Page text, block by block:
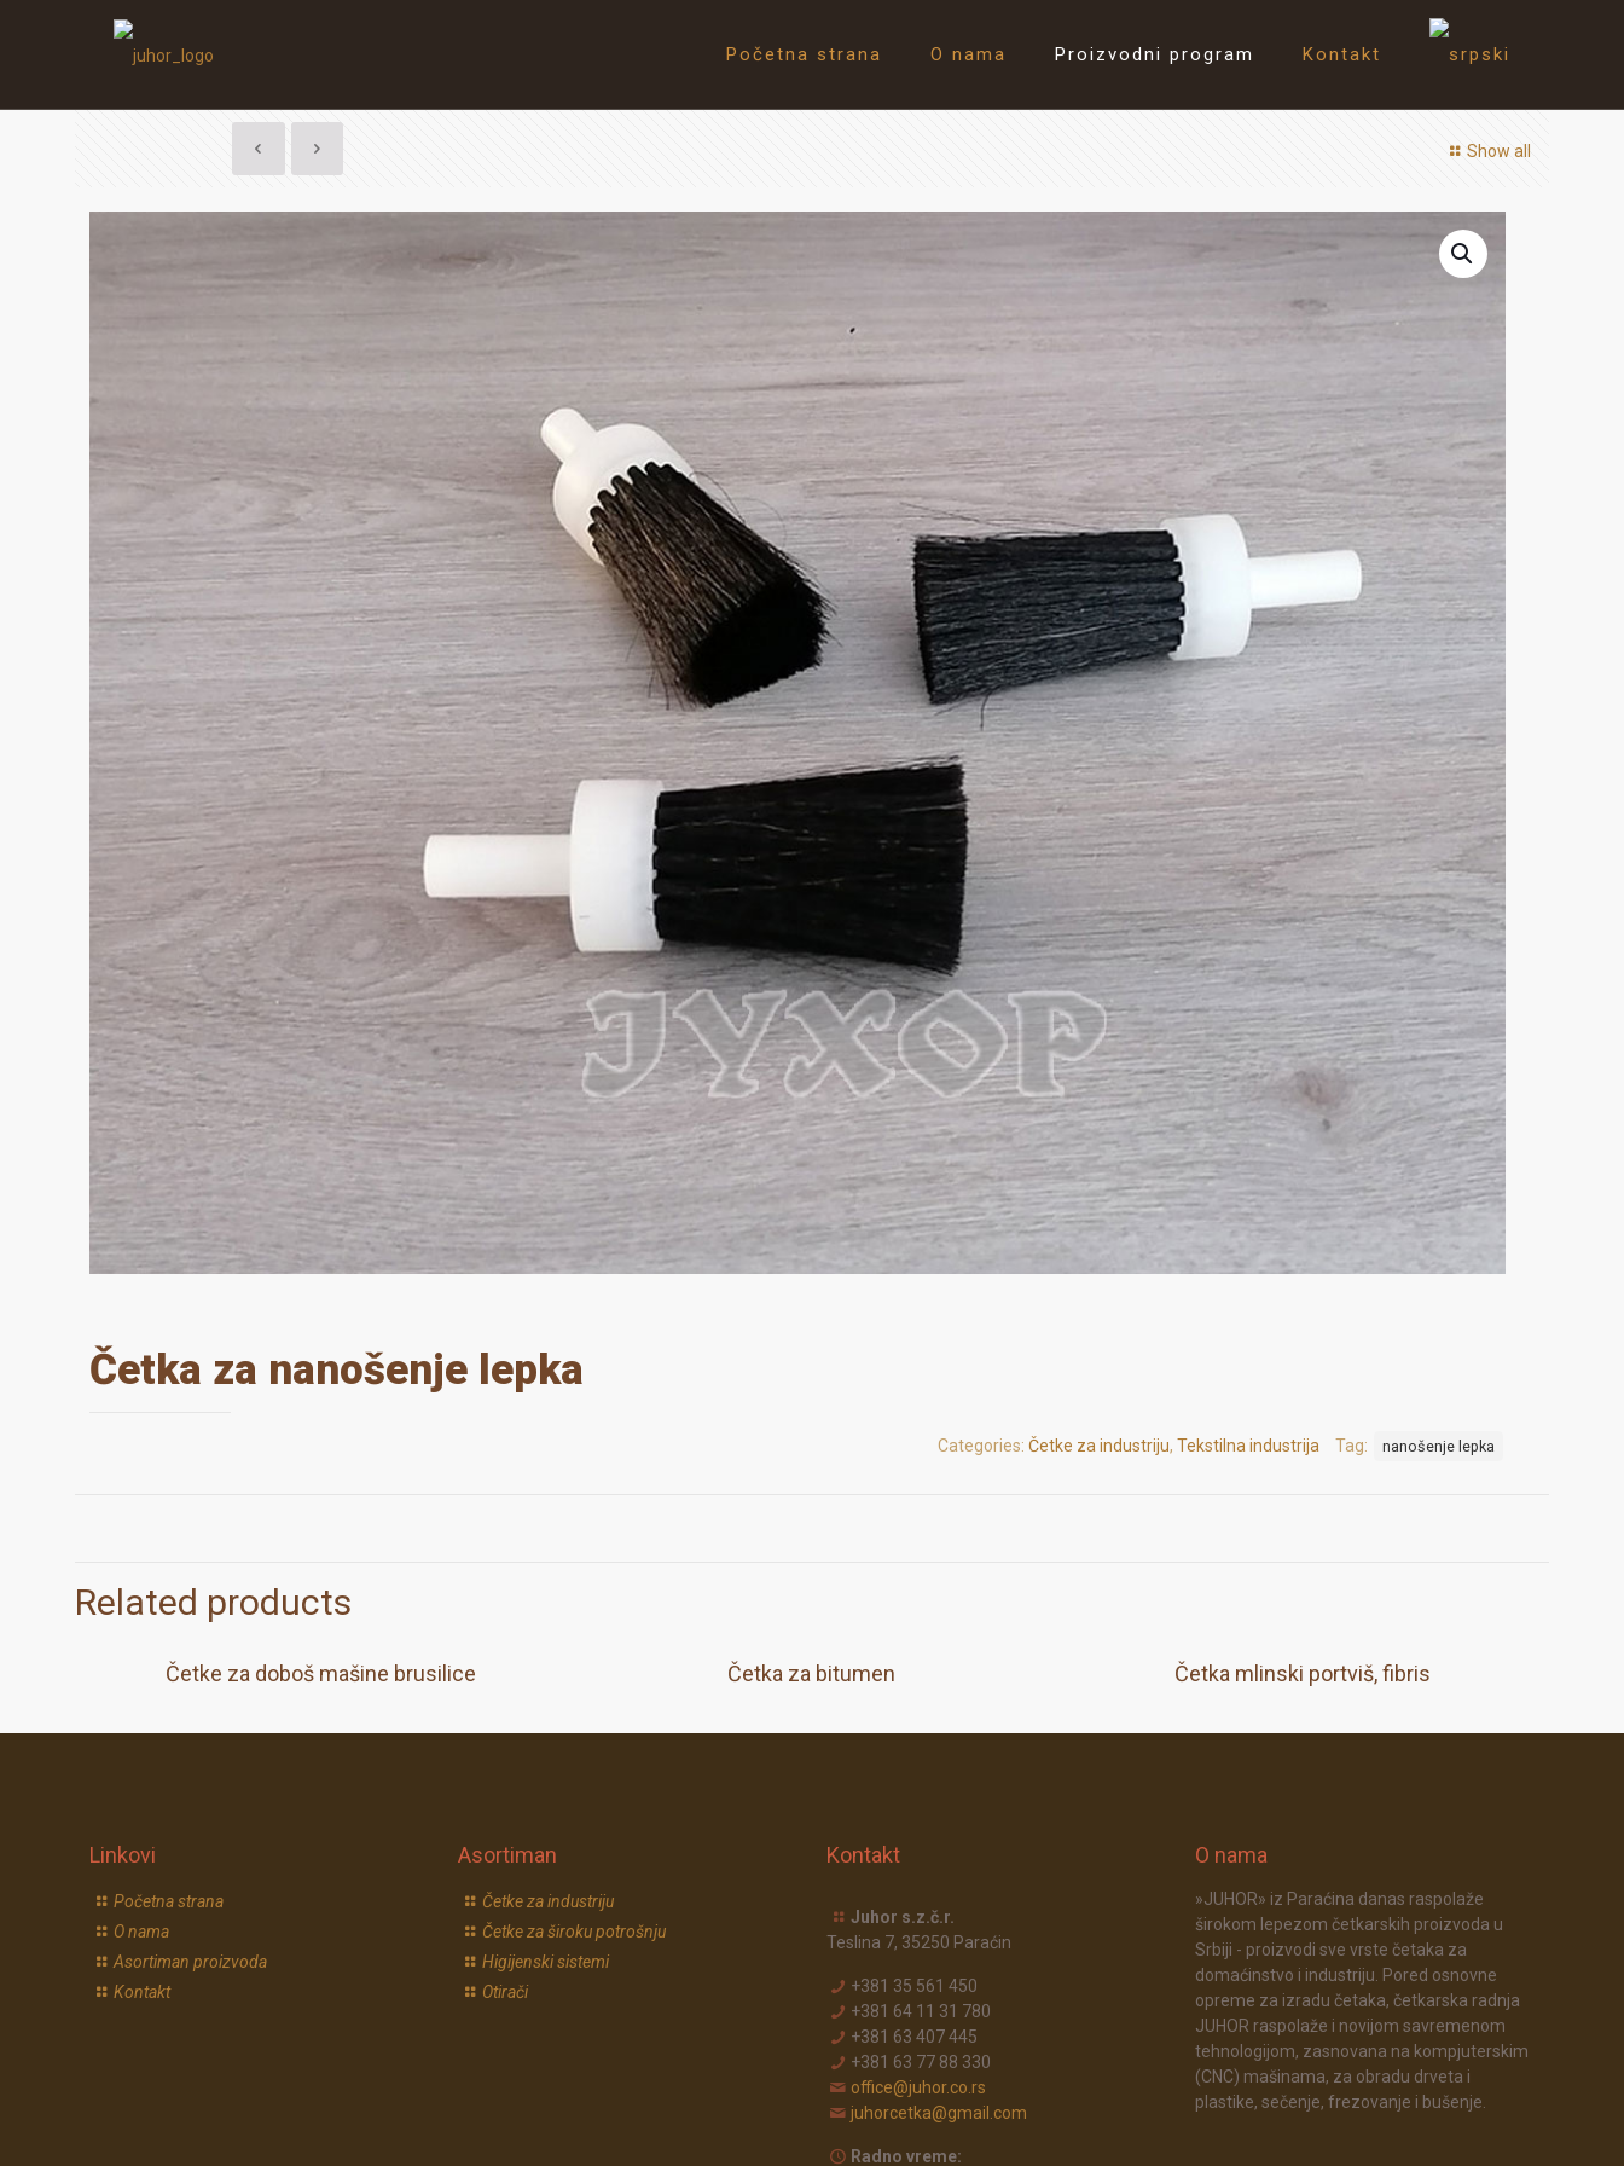
Početna strana O nama Proizvodni program Kontakt
Show all
Četka za nanošenje lepka
Categories: Četke za industriju, Tekstilna industrija Tag: nanošenje lepka
Related products
Četke za doboš mašine brusilice Četka za bitumen Četka mlinski portviš, fibris
Linkovi
Početna strana
O nama
Asortiman proizvoda
Kontakt
Asortiman
Četke za industriju
Četke za široku potrošnju
Higijenski sistemi
Otirači
Kontakt
Juhor s.z.č.r.
Teslina 7, 35250 Paraćin
+381 35 561 450
+381 64 11 31 780
+381 63 407 445
+381 63 77 88 330
office@juhor.co.rs
juhorcetka@gmail.com
Radno vreme:
O nama
»JUHOR» iz Paraćina danas raspolaže
širokom lepezom četkarskih proizvoda u
Srbiji - proizvodi sve vrste četaka za
domaćinstvo i industriju. Pored osnovne
opreme za izradu četaka, četkarska radnja
JUHOR raspolaže i novijom savremenom
tehnologijom, zasnovana na kompjuterskim
(CNC) mašinama, za obradu drveta i
plastike, sečenje, frezovanje i bušenje.